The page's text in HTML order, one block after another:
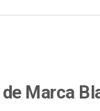
Marca